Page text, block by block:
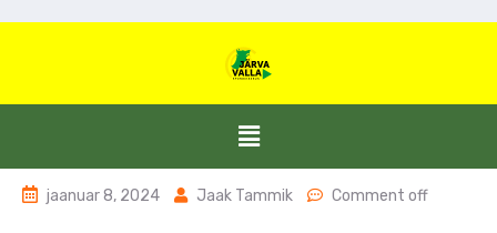
jaanuar 8, 2024 Jaak Tammik Comment off